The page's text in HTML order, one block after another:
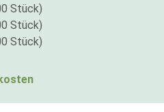
Stück)
Stück)
Stück)